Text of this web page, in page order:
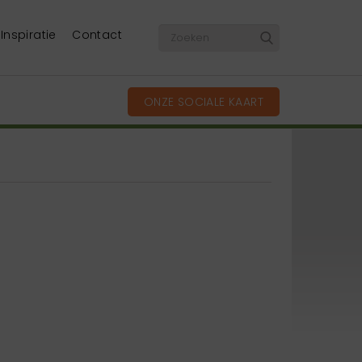
Inspiratie Contact
ONZE SOCIALE KAART